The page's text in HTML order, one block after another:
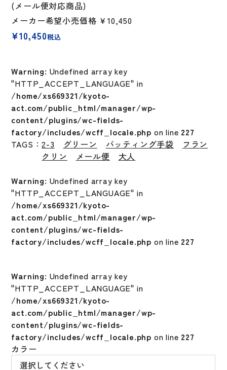
(メール便対応商品)
メーカー希望小売価格 ￥10,450
¥10,450税込
Warning: Undefined array key
"HTTP_ACCEPT_LANGUAGE" in
/home/xs669321/kyoto-
act.com/public_html/manager/wp-
content/plugins/wc-fields-
factory/includes/wcff_locale.php on line 227
TAGS：2-3 グリーン バッティング手袋
フラン
クリン
メール便
大人
Warning: Undefined array key
"HTTP_ACCEPT_LANGUAGE" in
/home/xs669321/kyoto-
act.com/public_html/manager/wp-
content/plugins/wc-fields-
factory/includes/wcff_locale.php on line 227
Warning: Undefined array key
"HTTP_ACCEPT_LANGUAGE" in
/home/xs669321/kyoto-
act.com/public_html/manager/wp-
content/plugins/wc-fields-
factory/includes/wcff_locale.php on line 227
カラー